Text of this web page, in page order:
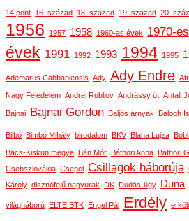
14 pont 16. század 18. század 19. század 20.
1956 1957 1958 1960-as évek 1970-
évek 1991 1992 1993 1994 1995
Ademarus Cabbaniensis Ady Ady Endre
Nagy Fejedelem Andrej Rubljov Andrássy út Antall
Bajnai Bajnai Gordon Baljós árnyak Balogh
Bilbó Bimbó Mihály birodalom BKV Blaha Lujza
Bács-Kiskun megye Bán Mór Báthori Anna Báthori
Csehszlovákia Csepel Csillagok háborúja
Károly disznófejű nagyurak DK Dudás-ügy Duna
világháború ELTE BTK Engel Pál Erdély